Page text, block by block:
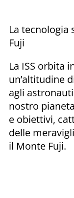
La tecnologia
Fuji
La ISS orbita
un’altitudine
agli
nostro
e obiettivi,
delle
il Monte Fuji.